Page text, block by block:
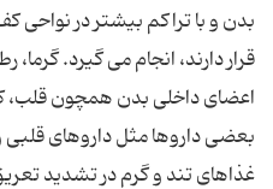
بدن و با تراکم بیشتر در نواحی
قرار دارند، انجام می گیرد.
اعضای داخلی بدن همچون
بعضی داروها مثل داروهای